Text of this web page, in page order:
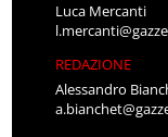
Luca Mercanti
REDAZIONE
Alessandro